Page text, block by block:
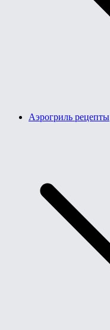
Аэрогриль рецепты